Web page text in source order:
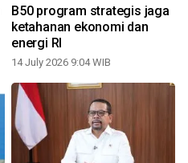
B50 program strategis jaga
ketahanan ekonomi dan
energi RI
14 July 2026 9:04 WIB